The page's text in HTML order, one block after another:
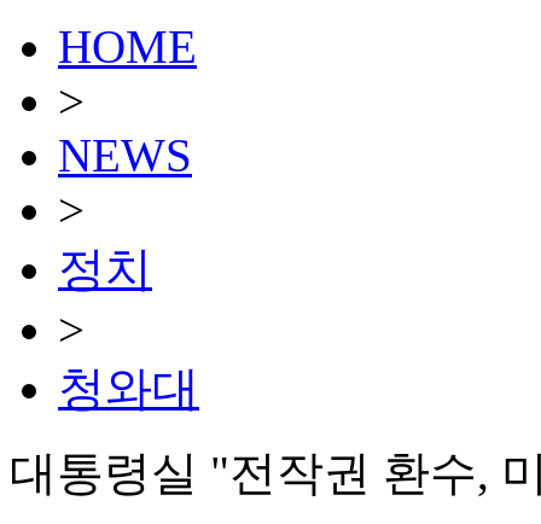
HOME
>
NEWS
>
정치
>
청와대
대통령실 "전작권 환수,